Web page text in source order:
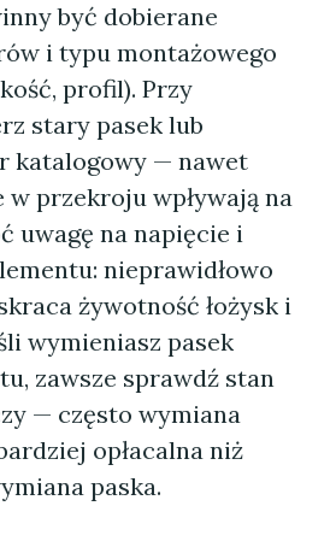
być dobierane
i typu montażowego
profil). Przy
stary pasek lub
katalogowy — nawet
przekroju wpływają na
uwagę na napięcie i
nieprawidłowo
żywotność łożysk i
wymieniasz pasek
zawsze sprawdź stan
— często wymiana
opłacalna niż
paska.